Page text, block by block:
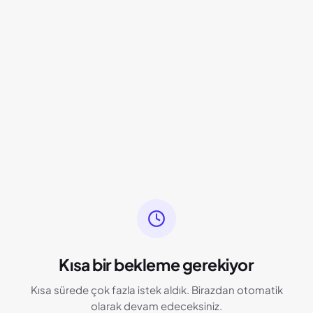
Kısa bir bekleme gerekiyor
Kısa sürede çok fazla istek aldık. Birazdan otomatik
olarak devam edeceksiniz.